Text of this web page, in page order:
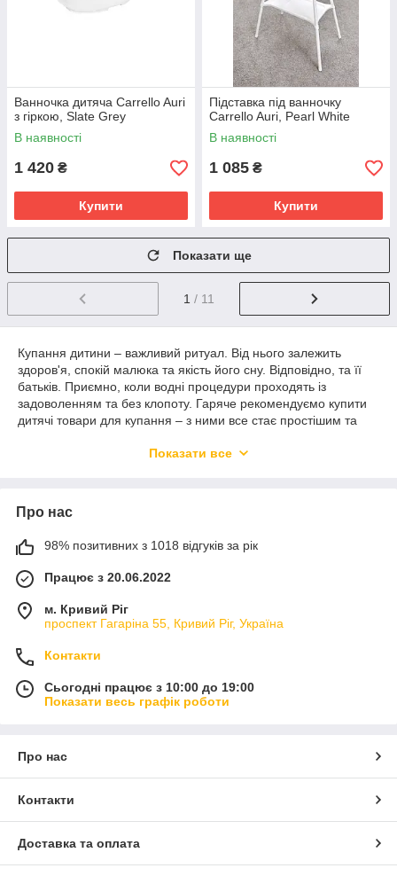
Ванночка дитяча Carrello Auri
з гіркою, Slate Grey
В наявності
1 420 ₴
Купити
Підставка під ванночку
Carrello Auri, Pearl White
В наявності
1 085 ₴
Купити
Показати ще
1 / 11
Купання дитини – важливий ритуал. Від нього залежить
здоров'я, спокій малюка та якість його сну. Відповідно, та її
батьків. Приємно, коли водні процедури проходять із
задоволенням та без клопоту. Гаряче рекомендуємо купити
дитячі товари для купання – з ними все стає простішим та
сучасні аксесуари – підставки, які бережуть мамину спину,
створені дизайнерами для вашого комфорту та естетичного
задоволення.
Виберіть дитячі товари для купання в інтернет-магазині
попередньою оплатою, можна післяплатою. Можна сплатити
замовитиконверт (кокон)
косметику та інші товари, необхідні для догляду за малюком
у перші місяці життя.
Виникнуть питання — дзвоніть, будемо раді допомогти
порадою та консультацією.
Великий
дитячих
товарів
купання та
догляду за
малюком
Показати все
Про нас
98% позитивних з 1018 відгуків за рік
Працює з 20.06.2022
м. Кривий Ріг
проспект Гагаріна 55, Кривий Ріг, Україна
Контакти
Сьогодні працює з 10:00 до 19:00
Показати весь графік роботи
Про нас
Контакти
Доставка та оплата